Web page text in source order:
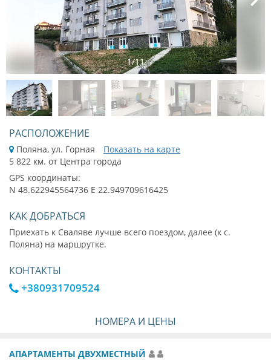
1/11
РАСПОЛОЖЕНИЕ
Поляна, ул. Горная
Показать на карте
5 822 км. от Центра города
GPS координаты:
N 48.622945564736 E 22.949709616425
КАК ДОБРАТЬСЯ
Приехать к Сваляве лучше всего поездом, далее (к с.
Поляна) на маршрутке.
КОНТАКТЫ
+380931709524
НОМЕРА И ЦЕНЫ
АПАРТАМЕНТЫ ДВУХМЕСТНЫЙ